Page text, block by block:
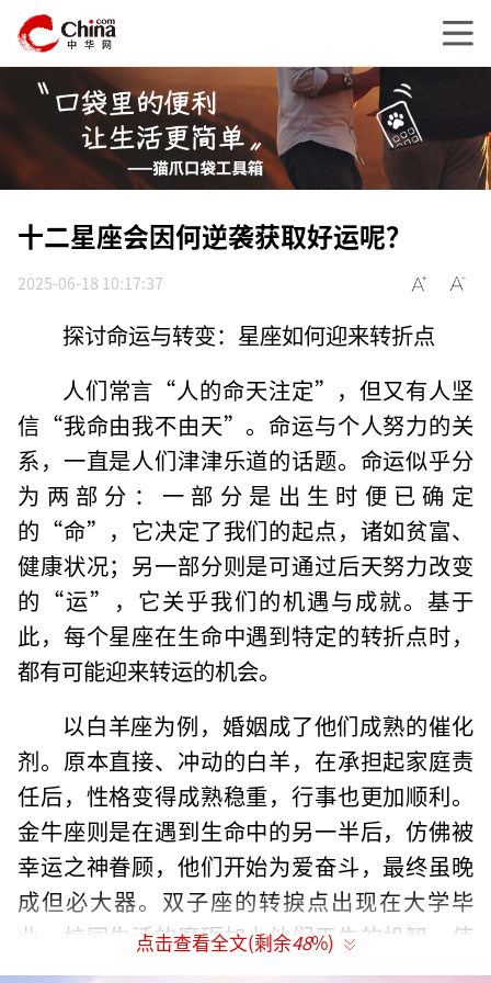
十二星座会因何逆袭获取好运呢？
2025-06-18 10:17:37
探讨命运与转变：星座如何迎来转折点
人们常言“人的命天注定”，但又有人坚
信“我命由我不由天”。命运与个人努力的关
系，一直是人们津津乐道的话题。命运似乎分
为两部分：一部分是出生时便已确定
的“命”，它决定了我们的起点，诸如贫富、
健康状况；另一部分则是可通过后天努力改变
的“运”，它关乎我们的机遇与成就。基于
此，每个星座在生命中遇到特定的转折点时，
都有可能迎来转运的机会。
以白羊座为例，婚姻成了他们成熟的催化
剂。原本直接、冲动的白羊，在承担起家庭责
任后，性格变得成熟稳重，行事也更加顺利。
金牛座则是在遇到生命中的另一半后，仿佛被
幸运之神眷顾，他们开始为爱奋斗，最终虽晚
成但必大器。双子座的转捩点出现在大学毕
业，校园生活的磨砺加上他们天生的机智，使
得他们走出校园后，年年好运相随。
点击查看全文(剩余48%)